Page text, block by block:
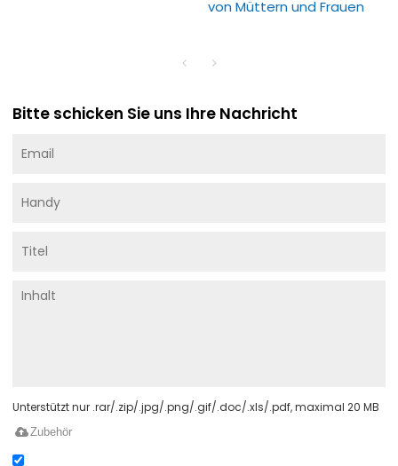
von Müttern und Frauen
Bitte schicken Sie uns Ihre Nachricht
Unterstützt nur .rar/.zip/.jpg/.png/.gif/.doc/.xls/.pdf, maximal 20 MB
Zubehör